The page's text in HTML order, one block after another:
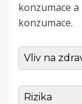
konzumace
konzumace.
Vliv na
Rizika